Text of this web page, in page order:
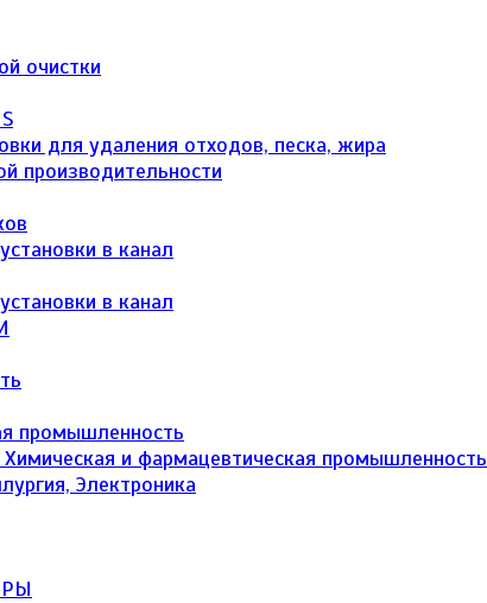
очистки
для удаления отходов, песка, жира
производительности
в канал
в канал
промышленность
и фармацевтическая промышленность
Электроника